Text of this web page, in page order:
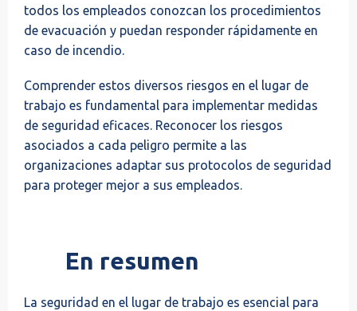
todos los empleados conozcan los procedimientos
de evacuación y puedan responder rápidamente en
caso de incendio.
Comprender estos diversos riesgos en el lugar de
trabajo es fundamental para implementar medidas
de seguridad eficaces. Reconocer los riesgos
asociados a cada peligro permite a las
organizaciones adaptar sus protocolos de seguridad
para proteger mejor a sus empleados.
En resumen
La seguridad en el lugar de trabajo es esencial para